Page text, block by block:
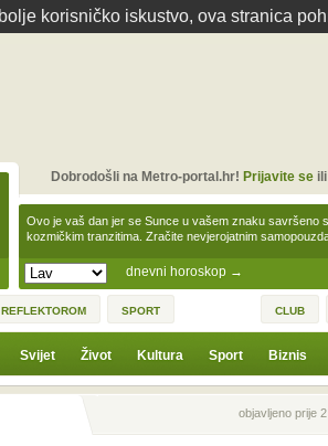
korisničko iskustvo, ova stranica
dnevni horoskop →
Ovo je vaš dan jer se Sunce u vašem znaku savršeno
kozmičkim tranzitima. Zračite nevjerojatnim
Dobrodošli na Metro-portal.hr! Prijavite seili
SPORT CLUB
Svijet Život Kultura Sport Biznis
Prethodna vijestobjavljeno prije